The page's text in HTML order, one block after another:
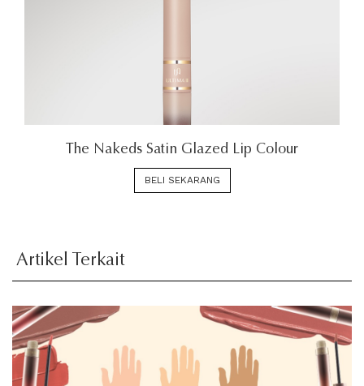
The Nakeds Satin Glazed Lip Colour
BELI SEKARANG
Artikel Terkait